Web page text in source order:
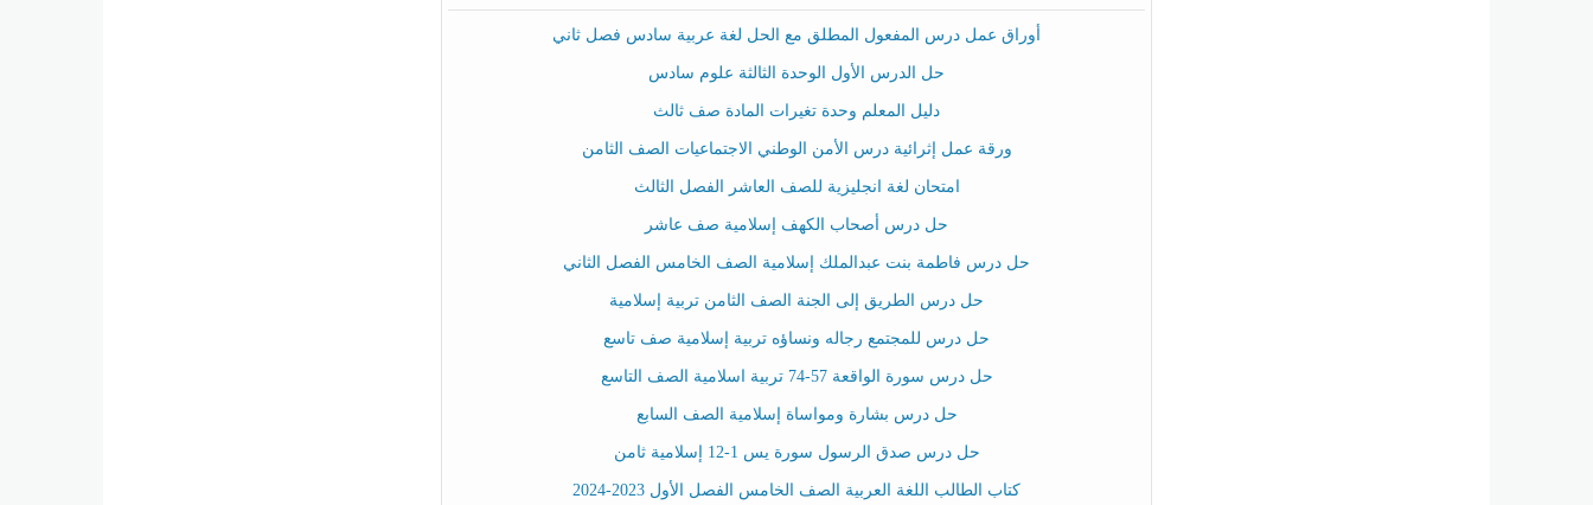
أوراق عمل درس المفعول المطلق مع الحل لغة عربية سادس فصل ثاني
حل الدرس الأول الوحدة الثالثة علوم سادس
دليل المعلم وحدة تغيرات المادة صف ثالث
ورقة عمل إثرائية درس الأمن الوطني الاجتماعيات الصف الثامن
امتحان لغة انجليزية للصف العاشر الفصل الثالث
حل درس أصحاب الكهف إسلامية صف عاشر
حل درس فاطمة بنت عبدالملك إسلامية الصف الخامس الفصل الثاني
حل درس الطريق إلى الجنة الصف الثامن تربية إسلامية
حل درس للمجتمع رجاله ونساؤه تربية إسلامية صف تاسع
حل درس سورة الواقعة 57-74 تربية اسلامية الصف التاسع
حل درس بشارة ومواساة إسلامية الصف السابع
حل درس صدق الرسول سورة يس 1-12 إسلامية ثامن
كتاب الطالب اللغة العربية الصف الخامس الفصل الأول 2023-2024